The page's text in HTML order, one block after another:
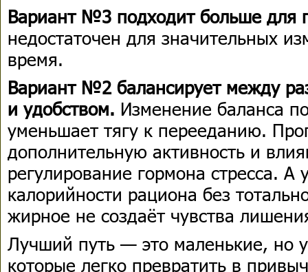
Вариант №3 подходит больше для
недостаточен для значительных
время.
Вариант №2 балансирует между
и удобством. Изменение баланса
уменьшает тягу к перееданию.
дополнительную активность и
регулирование гормона стресса.
калорийности рациона без
жирное не создаёт чувства
Лучший путь — это маленькие, но
которые легко превратить в